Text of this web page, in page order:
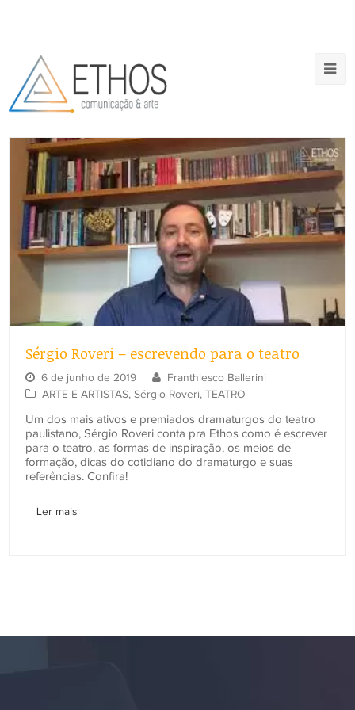
Sérgio Roveri – escrevendo para o teatro
6 de junho de 2019
Franthiesco Ballerini
ARTE E ARTISTAS,Sérgio Roveri,TEATRO
Um dos mais ativos e premiados dramaturgos do teatro
paulistano, Sérgio Roveri conta pra Ethos como é escrever
para o teatro, as formas de inspiração, os meios de
formação, dicas do cotidiano do dramaturgo e suas
referências. Confira!
Ler mais